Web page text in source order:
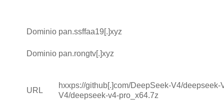
Dominio pan.ssffaa19[.]xyz
Dominio pan.rongtv[.]xyz
URL
hxxps://github[.]com/DeepSeek-V4/
V4/deepseek-v4-pro_x64.7z